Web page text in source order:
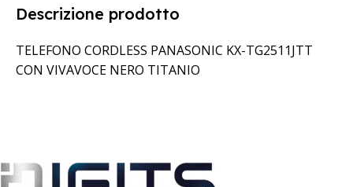
Descrizione prodotto
TELEFONO CORDLESS PANASONIC KX-TG2511JTT
CON VIVAVOCE NERO TITANIO